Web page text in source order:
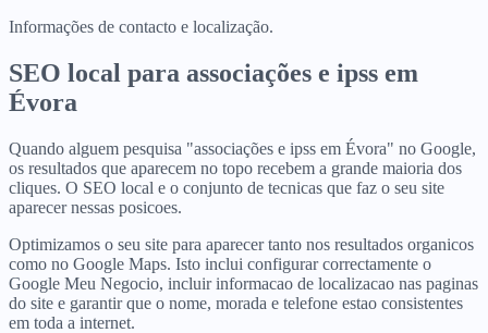
Informações de contacto e localização.
SEO local para associações e ipss em
Évora
Quando alguem pesquisa "associações e ipss em Évora" no Google,
os resultados que aparecem no topo recebem a grande maioria dos
cliques. O SEO local e o conjunto de tecnicas que faz o seu site
aparecer nessas posicoes.
Optimizamos o seu site para aparecer tanto nos resultados organicos
como no Google Maps. Isto inclui configurar correctamente o
Google Meu Negocio, incluir informacao de localizacao nas paginas
do site e garantir que o nome, morada e telefone estao consistentes
em toda a internet.